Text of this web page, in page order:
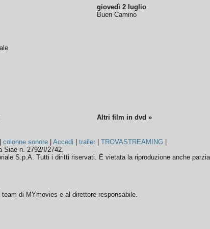
giovedì 2 luglio
Buen Camino
Altri film in dvd »
|colonne sonore |Accedi |trailer |TROVASTREAMING
Siae n. 2792/I/2742.
S.p.A. Tutti i diritti riservati. È vietata la riproduzione anche
di MYmovies e al direttore responsabile.